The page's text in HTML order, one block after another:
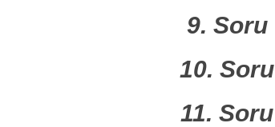
9. Soru
10. Soru
11. Soru